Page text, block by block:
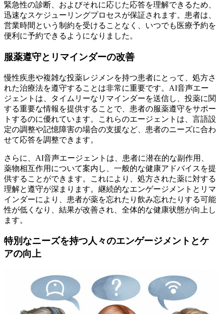
緊急性の診断、およびそれに応じた応答を理解できるため、
迅速なスケジューリングプロセスが保証されます。患者は、
営業時間という制約を受けることなく、いつでも医療予約を
便利に予約できるようになりました。
服薬遵守とリマインダーの改善
慢性疾患や複雑な投薬レジメンを持つ患者にとって、処方さ
れた治療法を遵守することは非常に重要です。AI音声エー
ジェントは、タイムリーなリマインダーを送信し、投薬に関
する重要な情報を提供することで、患者の服薬遵守をサポー
トするのに優れています。これらのエージェントは、言語設
定の調整や記憶障害の場合の支援など、患者のニーズに合わ
せて応答を調整できます。
さらに、AI音声エージェントは、患者に潜在的な副作用、
薬物相互作用について案内し、一般的な健康アドバイスを提
供することができます。これにより、処方された薬に対する
理解と遵守が深まります。継続的なエンゲージメントとリマ
インダーにより、患者が薬を忘れたり飲み忘れたりする可能
性が低くなり、結果が改善され、全体的な健康状態が向上し
ます。
特別なニーズを持つ人々のエンゲージメントとケ
アの向上